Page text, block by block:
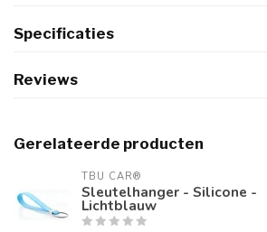
Specificaties
Reviews
Gerelateerde producten
TBU CAR®
Sleutelhanger - Silicone -
Lichtblauw